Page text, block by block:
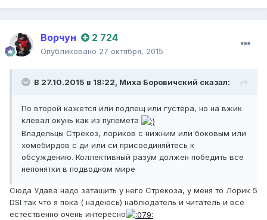
Ворчун 2 724
Опубликовано 27 октября, 2015
В 27.10.2015 в 18:22, Миха Боровичский сказал:
По второй кажется или подлещ или густера, но на вжик
клевал окунь как из пулемета
Владельцы Стрекоз, лориков с нижним или боковым или
хомебирдов с ди или си присоединяйтесь к
обсуждению. Коллективный разум должен победить все
непонятки в подводном мире
Сюда Удава надо затащить у него Стрекоза, у меня то Лорик 5
DSI так что я пока ( надеюсь) наблюдатель и читатель и всё
естественно очень интересно